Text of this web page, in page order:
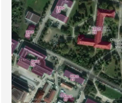
Sicherheitsabfrage: